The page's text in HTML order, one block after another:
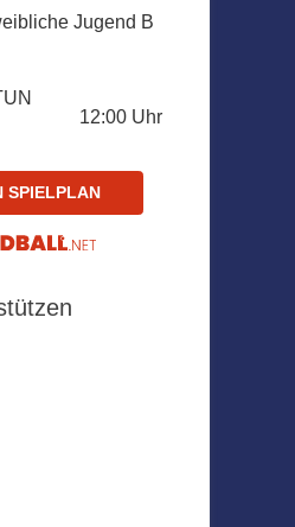
Jugend B
12:00 Uhr
SPIELPLAN